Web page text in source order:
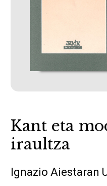
Kant eta
iraultza
Ignazio Aiestaran